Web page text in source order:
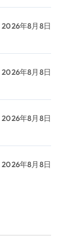
2026年8月8日
2026年8月8日
2026年8月8日
2026年8月8日